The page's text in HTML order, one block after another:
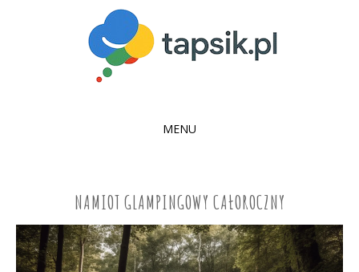
MENU
NAMIOT GLAMPINGOWY CAŁOROCZNY